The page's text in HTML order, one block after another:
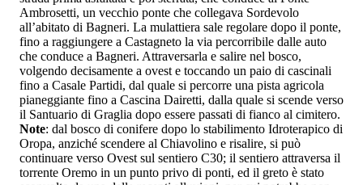
Ambrosetti, un vecchio ponte che collegava Sordevolo
all’abitato di Bagneri. La mulattiera sale regolare dopo il ponte,
fino a raggiungere a Castagneto la via percorribile dalle auto
che conduce a Bagneri. Attraversarla e salire nel bosco,
volgendo decisamente a ovest e toccando un paio di cascinali
fino a Casale Partidi, dal quale si percorre una pista agricola
pianeggiante fino a Cascina Dairetti, dalla quale si scende verso
il Santuario di Graglia dopo essere passati di fianco al cimitero.
Note: dal bosco di conifere dopo lo stabilimento Idroterapico di
Oropa, anziché scendere al Chiavolino e risalire, si può
continuare verso Ovest sul sentiero C30; il sentiero attraversa il
torrente Oremo in un punto privo di ponti, ed il greto è stato